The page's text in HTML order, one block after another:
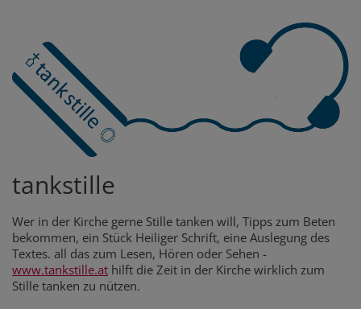
tankstille
Wer in der Kirche gerne Stille tanken will, Tipps zum Beten
bekommen, ein Stück Heiliger Schrift, eine Auslegung des
Textes. all das zum Lesen, Hören oder Sehen -
www.tankstille.at hilft die Zeit in der Kirche wirklich zum
Stille tanken zu nützen.